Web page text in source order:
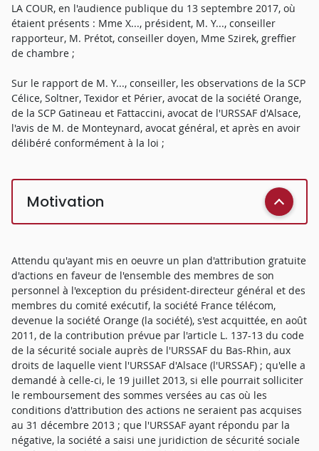
LA COUR, en l'audience publique du 13 septembre 2017, où
étaient présents : Mme X..., président, M. Y..., conseiller
rapporteur, M. Prétot, conseiller doyen, Mme Szirek, greffier
de chambre ;
Sur le rapport de M. Y..., conseiller, les observations de la SCP
Célice, Soltner, Texidor et Périer, avocat de la société Orange,
de la SCP Gatineau et Fattaccini, avocat de l'URSSAF d'Alsace,
l'avis de M. de Monteynard, avocat général, et après en avoir
délibéré conformément à la loi ;
Motivation
Attendu qu'ayant mis en oeuvre un plan d'attribution gratuite
d'actions en faveur de l'ensemble des membres de son
personnel à l'exception du président-directeur général et des
membres du comité exécutif, la société France télécom,
devenue la société Orange (la société), s'est acquittée, en août
2011, de la contribution prévue par l'article L. 137-13 du code
de la sécurité sociale auprès de l'URSSAF du Bas-Rhin, aux
droits de laquelle vient l'URSSAF d'Alsace (l'URSSAF) ; qu'elle a
demandé à celle-ci, le 19 juillet 2013, si elle pourrait solliciter
le remboursement des sommes versées au cas où les
conditions d'attribution des actions ne seraient pas acquises
au 31 décembre 2013 ; que l'URSSAF ayant répondu par la
négative, la société a saisi une juridiction de sécurité sociale